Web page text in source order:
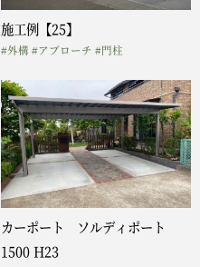
施工例【25】
#外構 #アプローチ #門柱
カーポート ソルディポート
1500 H23